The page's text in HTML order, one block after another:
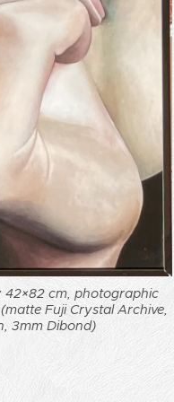
42×82 cm, photographic
Fuji Crystal Archive,
3mm Dibond)